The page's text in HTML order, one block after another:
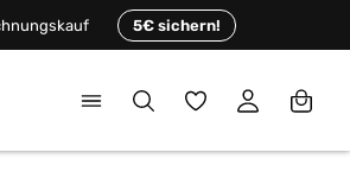
5€ sichern!
Du hast 0